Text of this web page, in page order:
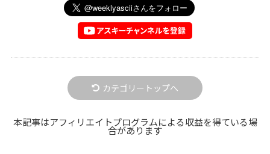
カテゴリートップへ
本記事はアフィリエイトプログラムによる収益を得ている場
合があります